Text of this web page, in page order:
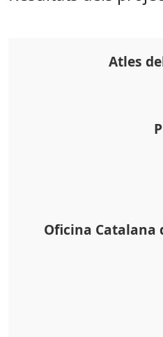
Atles
Oficina Catalana